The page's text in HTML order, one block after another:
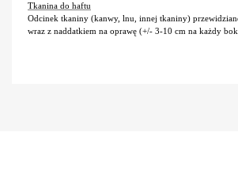
Tkanina do haftu
Odcinek tkaniny (kanwy, lnu, innej tkaniny)
wraz z naddatkiem na oprawę (+/- 3-10 cm na każdy